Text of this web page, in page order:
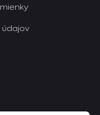
údajov